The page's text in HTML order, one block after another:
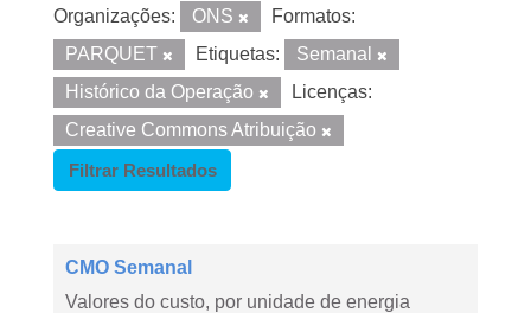
Organizações: ONS
Formatos:
PARQUET
Etiquetas:
Semanal
Histórico da Operação
Licenças:
Creative Commons Atribuição
Filtrar Resultados
CMO Semanal
Valores do custo, por unidade de energia